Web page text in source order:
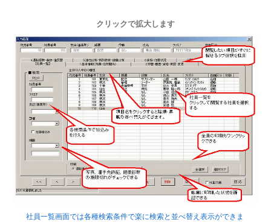
クリックで拡大します
社員一覧画面では各種検索条件で楽に検索と並べ替え表示ができま